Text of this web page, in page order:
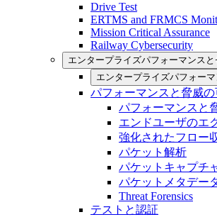
Drive Test
ERTMS and FRMCS
Mission Critical Assurance
Railway Cybersecurity
エンタープライズパフォーマンスと
エンタープライズパフォー
パフォーマンスと脅威の
パフォーマンスと
エンドユーザのエ
強化されたフロー
パケット解析
パケットキャプチ
パケットメタデー
Threat Forensics
テストと認証